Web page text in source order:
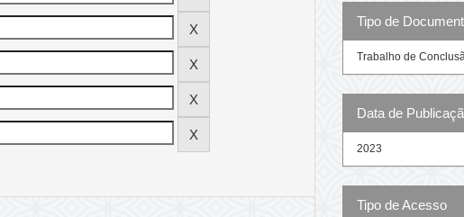
Tipo de
Trabalho de
Data de
2023
Tipo de Acesso